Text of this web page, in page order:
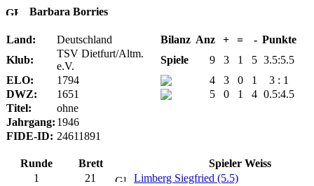
Barbara Borries
Land: Deutschland Bilanz Anz + = - Punkte
Klub:
TSV Dietfurt/Altm.
e.V.
Spiele 9 3 1 5 3.5:5.5
ELO:
1794 4 3 0 1
3 : 1
DWZ:
1651 5 0 1 4 0.5:4.5
Titel:
ohne
Jahrgang: 1946
FIDE-ID: 24611891
Runde Brett
Spieler Weiss
1
21
Limberg Siegfried (5.5)